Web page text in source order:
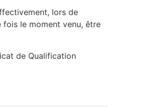
lors de
fois le moment venu, être
de Qualification